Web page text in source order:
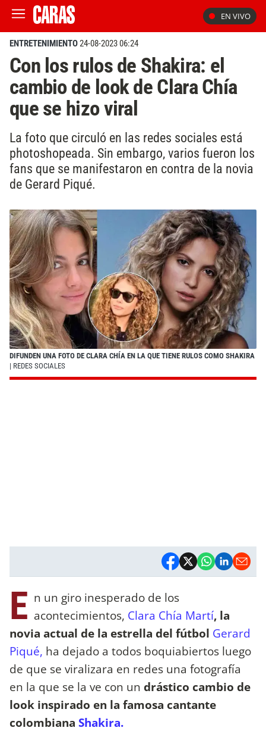
EN VIVO
ENTRETENIMIENTO24-08-2023 06:24
Con los rulos de Shakira: el
cambio de look de Clara Chía
que se hizo viral
La foto que circuló en las redes sociales está
photoshopeada. Sin embargo, varios fueron los
fans que se manifestaron en contra de la novia
de Gerard Piqué.
DIFUNDEN UNA FOTO DE CLARA CHÍA EN LA QUE TIENE RULOS COMO SHAKIRA
| REDES SOCIALES
E n un giro inesperado de los
acontecimientos, Clara Chía Martí, la
novia actual de la estrella del fútbol Gerard
Piqué, ha dejado a todos boquiabiertos luego
de que se viralizara en redes una fotografía
en la que se la ve con un drástico cambio de
look inspirado en la famosa cantante
colombiana Shakira.